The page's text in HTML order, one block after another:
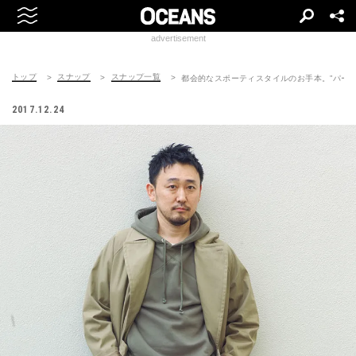
advertisement
トップ スナップ スナップ一覧 都会的なスポーティスタイルのお手本。”パー
2017.12.24